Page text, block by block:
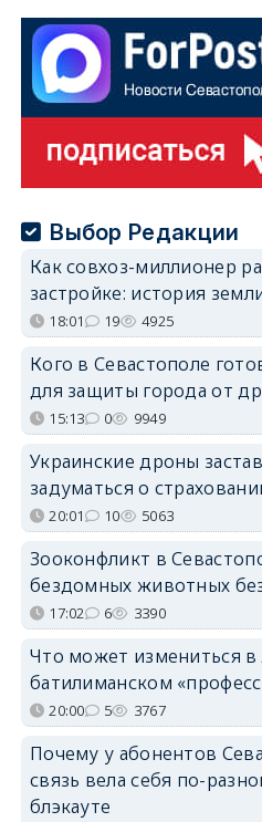
Выбор Редакции
Как совхоз-миллионер
застройке: история
18:01 19 4925
Кого в Севастополе
для защиты города от
15:13 0 9949
Украинские дроны
задуматься о
20:01 10 5063
Зооконфликт в
бездомных животных
17:02 6 3390
Что может измениться в
батилиманском
20:00 5 3767
Почему у абонентов
связь вела себя по-
блэкауте